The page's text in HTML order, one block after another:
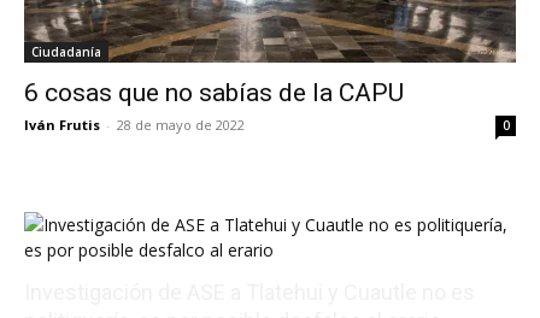
Ciudadanía
6 cosas que no sabías de la CAPU
Iván Frutis - 28 de mayo de 2022 0